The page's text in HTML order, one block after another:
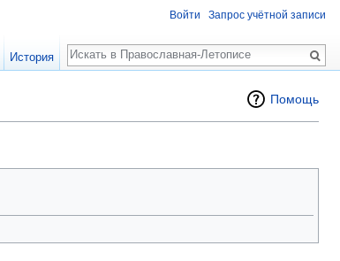
Помощь
Войти Запрос учётной записи
История
Поиск